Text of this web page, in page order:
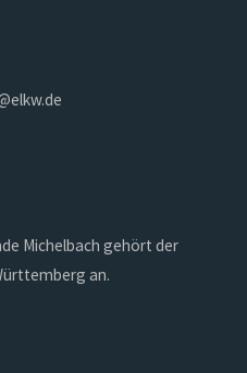
Michelbach gehört der
an.